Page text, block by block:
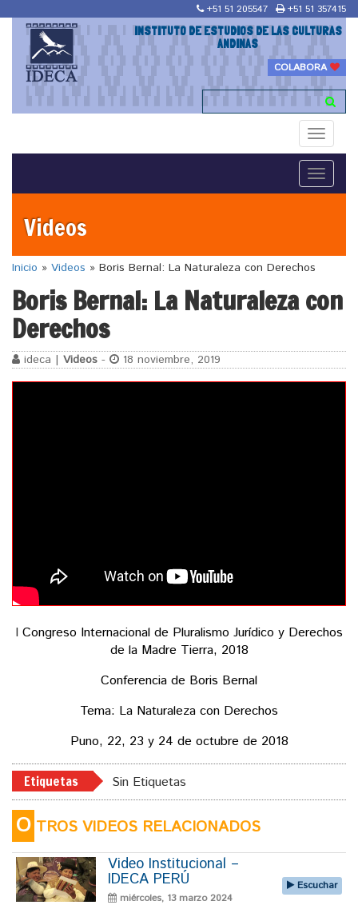
+51 51 205547 +51 51 357415
INSTITUTO DE ESTUDIOS DE LAS CULTURAS
ANDINAS
COLABORA
Toggle
Toggle
Videos
Inicio » Videos » Boris Bernal: La Naturaleza con Derechos
Boris Bernal: La Naturaleza con
Derechos
ideca | Videos - 18 noviembre, 2019
I Congreso Internacional de Pluralismo Jurídico y Derechos
de la Madre Tierra, 2018
Conferencia de Boris Bernal
Tema: La Naturaleza con Derechos
Puno, 22, 23 y 24 de octubre de 2018
Etiquetas Sin Etiquetas
O TROS VIDEOS RELACIONADOS
Video Institucional –
IDECA PERÚ
miércoles, 13 marzo 2024
Escuchar